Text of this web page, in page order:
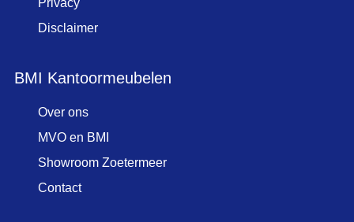
Privacy
Disclaimer
BMI Kantoormeubelen
Over ons
MVO en BMI
Showroom Zoetermeer
Contact